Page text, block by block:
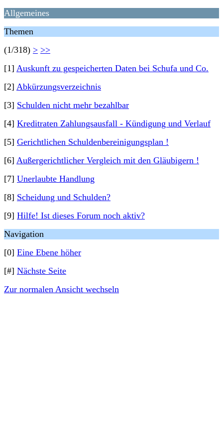
Allgemeines
Themen
(1/318) > >>
[1] Auskunft zu gespeicherten Daten bei Schufa und Co.
[2] Abkürzungsverzeichnis
[3] Schulden nicht mehr bezahlbar
[4] Kreditraten Zahlungsausfall - Kündigung und Verlauf
[5] Gerichtlichen Schuldenbereinigungsplan !
[6] Außergerichtlicher Vergleich mit den Gläubigern !
[7] Unerlaubte Handlung
[8] Scheidung und Schulden?
[9] Hilfe! Ist dieses Forum noch aktiv?
Navigation
[0] Eine Ebene höher
[#] Nächste Seite
Zur normalen Ansicht wechseln